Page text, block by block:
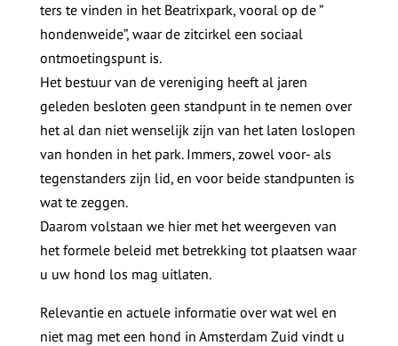
ters te vinden in het Beatrixpark, vooral op de ”
hondenweide”, waar de zitcirkel een sociaal
ontmoetingspunt is.
Het bestuur van de vereniging heeft al jaren
geleden besloten geen standpunt in te nemen over
het al dan niet wenselijk zijn van het laten loslopen
van honden in het park. Immers, zowel voor- als
tegenstanders zijn lid, en voor beide standpunten is
wat te zeggen.
Daarom volstaan we hier met het weergeven van
het formele beleid met betrekking tot plaatsen waar
u uw hond los mag uitlaten.
Relevantie en actuele informatie over wat wel en
niet mag met een hond in Amsterdam Zuid vindt u